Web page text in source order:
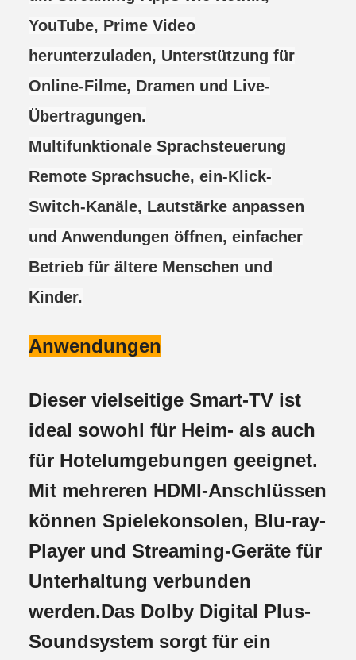
YouTube, Prime Video
herunterzuladen, Unterstützung für
Online-Filme, Dramen und Live-
Übertragungen.
Multifunktionale Sprachsteuerung
Remote Sprachsuche, ein-Klick-
Switch-Kanäle, Lautstärke anpassen
und Anwendungen öffnen, einfacher
Betrieb für ältere Menschen und
Kinder.
Anwendungen
Dieser vielseitige Smart-TV ist
ideal sowohl für Heim- als auch
für Hotelumgebungen geeignet.
Mit mehreren HDMI-Anschlüssen
können Spielekonsolen, Blu-ray-
Player und Streaming-Geräte für
Unterhaltung verbunden
werden.Das Dolby Digital Plus-
Soundsystem sorgt für ein